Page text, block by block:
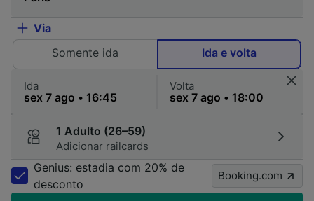
Via
Somente ida
Ida e volta
Ida Volta
1 Adulto (26–59)
Adicionar railcards
Genius: estadia com 20% de
desconto
Booking.com